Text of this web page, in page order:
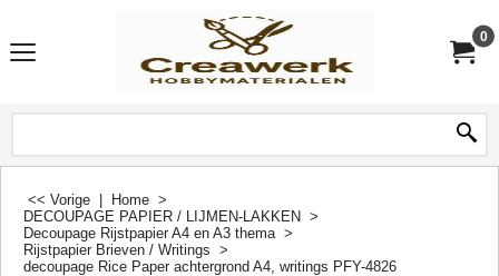
0
<< Vorige Home >
DECOUPAGE PAPIER / LIJMEN-LAKKEN >
Decoupage Rijstpapier A4 en A3 thema>
Rijstpapier Brieven / Writings >
decoupage Rice Paper achtergrond A4, writings PFY-4826